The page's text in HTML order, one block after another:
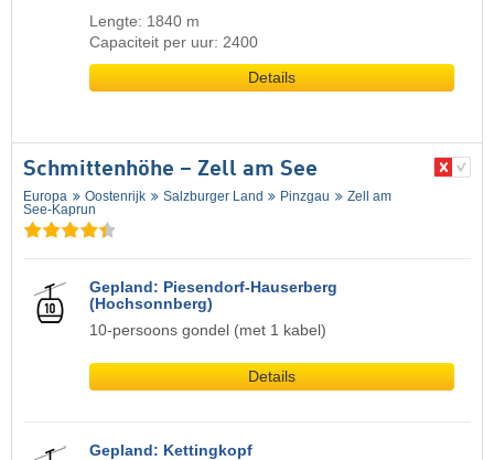
Lengte: 1840 m
Capaciteit per uur: 2400
Details
Schmittenhöhe – Zell am See
Europa Oostenrijk Salzburger Land Pinzgau
Zell am
See-Kaprun
Gepland: Piesendorf-Hauserberg
(Hochsonnberg)
10-persoons gondel (met 1 kabel)
Details
Gepland: Kettingkopf